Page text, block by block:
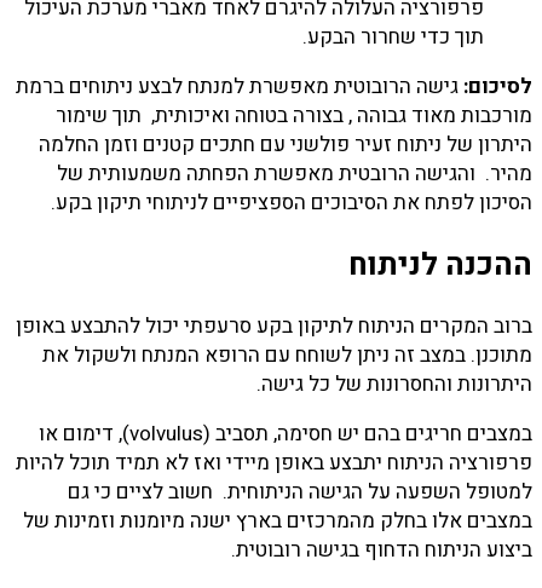
פרפורציה העלולה להיגרם לאחד מאברי מערכת העיכול
תוך כדי שחרור הבקע.
לסיכום: גישה הרובוטית מאפשרת למנתח לבצע ניתוחים ברמת
מורכבות מאוד גבוהה , בצורה בטוחה ואיכותית, תוך שימור
היתרון של ניתוח זעיר פולשני עם חתכים קטנים וזמן החלמה
מהיר. והגישה הרובטית מאפשרת הפחתה משמעותית של
הסיכון לפתח את הסיבוכים הספציפיים לניתוחי תיקון בקע.
ההכנה לניתוח
ברוב המקרים הניתוח לתיקון בקע סרעפתי יכול להתבצע באופן
מתוכנן. במצב זה ניתן לשוחח עם הרופא המנתח ולשקול את
היתרונות והחסרונות של כל גישה.
במצבים חריגים בהם יש חסימה, תסביב (volvulus), דימום או
פרפורציה הניתוח יתבצע באופן מיידי ואז לא תמיד תוכל להיות
למטופל השפעה על הגישה הניתוחית. חשוב לציים כי גם
במצבים אלו בחלק מהמרכזים בארץ ישנה מיומנות וזמינות של
ביצוע הניתוח הדחוף בגישה רובוטית.